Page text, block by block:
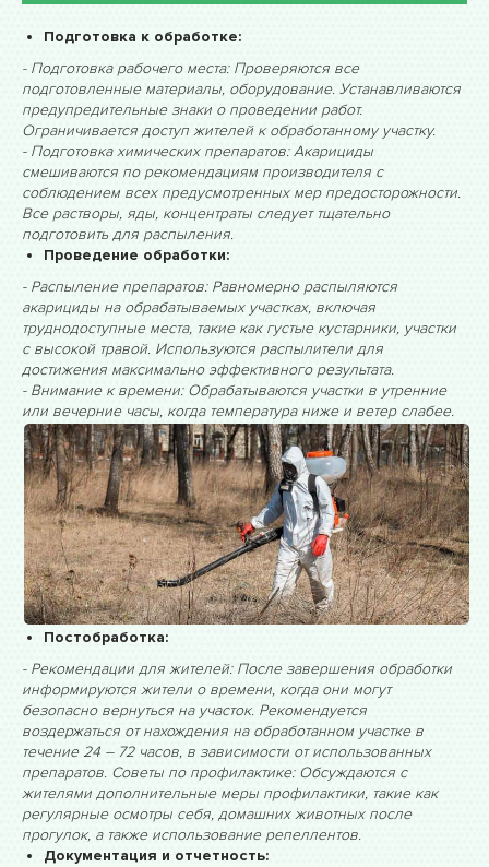
Подготовка к обработке:
- Подготовка рабочего места: Проверяются все
подготовленные материалы, оборудование. Устанавливаются
предупредительные знаки о проведении работ.
Ограничивается доступ жителей к обработанному участку.
- Подготовка химических препаратов: Акарициды
смешиваются по рекомендациям производителя с
соблюдением всех предусмотренных мер предосторожности.
Все растворы, яды, концентраты следует тщательно
подготовить для распыления.
Проведение обработки:
- Распыление препаратов: Равномерно распыляются
акарициды на обрабатываемых участках, включая
труднодоступные места, такие как густые кустарники, участки
с высокой травой. Используются распылители для
достижения максимально эффективного результата.
- Внимание к времени: Обрабатываются участки в утренние
или вечерние часы, когда температура ниже и ветер слабее.
Постобработка:
- Рекомендации для жителей: После завершения обработки
информируются жители о времени, когда они могут
безопасно вернуться на участок. Рекомендуется
воздержаться от нахождения на обработанном участке в
течение 24 – 72 часов, в зависимости от использованных
препаратов. Советы по профилактике: Обсуждаются с
жителями дополнительные меры профилактики, такие как
регулярные осмотры себя, домашних животных после
прогулок, а также использование репеллентов.
Документация и отчетность: